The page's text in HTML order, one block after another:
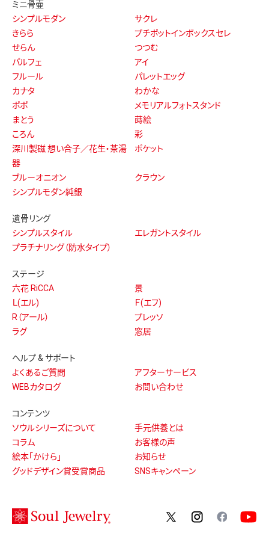
ミニ骨壷
シンプルモダン
サクレ
きらら
プチポットインボックスセレ
せらん
つつむ
パルフェ
アイ
フルール
パレットエッグ
カナタ
わかな
ポポ
メモリアルフォトスタンド
まとう
蒔絵
ころん
彩
深川製磁 想い合子／花生・茶湯
器
ポケット
ブルーオニオン
クラウン
シンプルモダン純銀
遺骨リング
シンプルスタイル
エレガントスタイル
プラチナリング（防水タイプ）
ステージ
六花 RiCCA
景
Ｌ(エル)
Ｆ(エフ)
R（アール）
プレッソ
ラグ
窓居
ヘルプ & サポート
よくあるご質問
アフターサービス
WEBカタログ
お問い合わせ
コンテンツ
ソウルシリーズについて
手元供養とは
コラム
お客様の声
絵本「かけら」
お知らせ
グッドデザイン賞受賞商品
SNSキャンペーン
twitterinstagram